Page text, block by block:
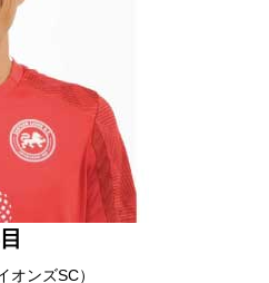
オンズSC）